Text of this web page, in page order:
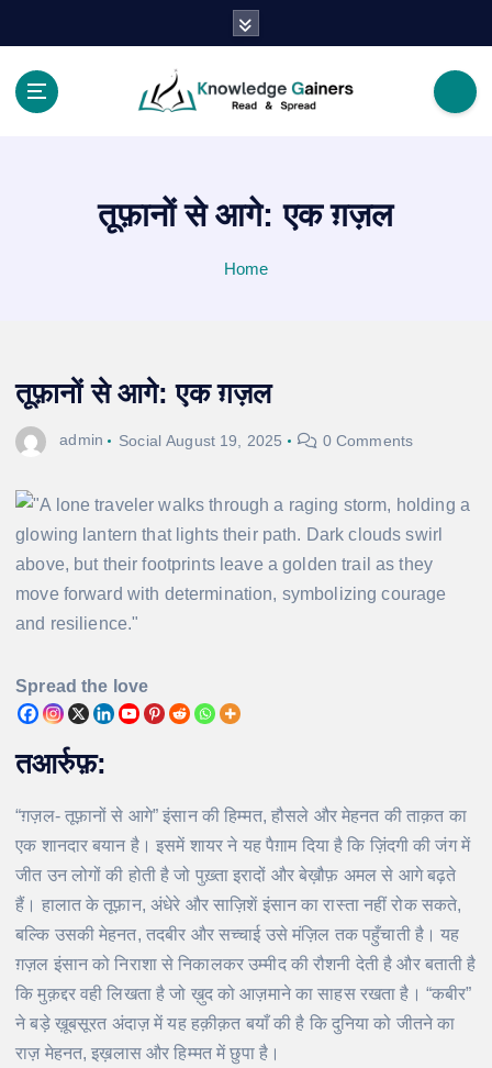
तूफ़ानों से आगे: एक ग़ज़ल
Home
तूफ़ानों से आगे: एक ग़ज़ल
admin Social August 19, 2025 0 Comments
Spread the love
तआर्रुफ़:
“ग़ज़ल- तूफ़ानों से आगे” इंसान की हिम्मत, हौसले और मेहनत की ताक़त का
एक शानदार बयान है। इसमें शायर ने यह पैग़ाम दिया है कि ज़िंदगी की जंग में
जीत उन लोगों की होती है जो पुख़्ता इरादों और बेख़ौफ़ अमल से आगे बढ़ते
हैं। हालात के तूफ़ान, अंधेरे और साज़िशें इंसान का रास्ता नहीं रोक सकते,
बल्कि उसकी मेहनत, तदबीर और सच्चाई उसे मंज़िल तक पहुँचाती है। यह
ग़ज़ल इंसान को निराशा से निकालकर उम्मीद की रौशनी देती है और बताती है
कि मुक़द्दर वही लिखता है जो ख़ुद को आज़माने का साहस रखता है। “कबीर”
ने बड़े ख़ूबसूरत अंदाज़ में यह हक़ीक़त बयाँ की है कि दुनिया को जीतने का
राज़ मेहनत, इख़लास और हिम्मत में छुपा है।